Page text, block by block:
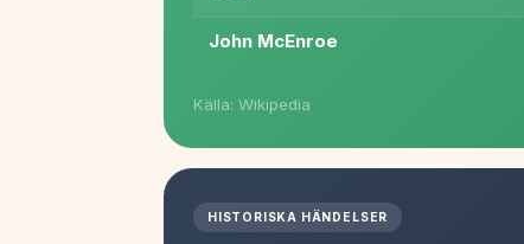
John McEnroe
Källa: Wikipedia
HISTORISKA HÄNDELSER